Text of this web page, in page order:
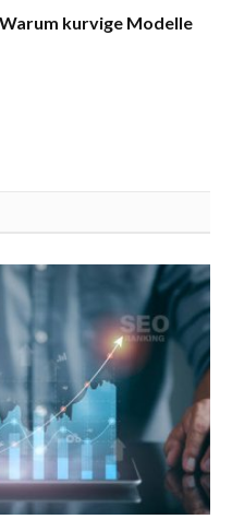
kurvige Modelle